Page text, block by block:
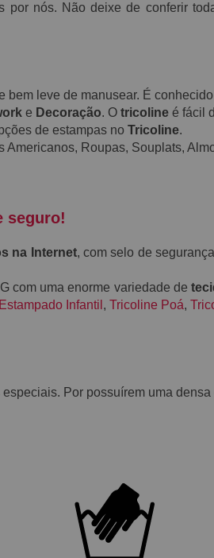
por nós. Não deixe de conferir
bem leve de manusear. É
e Decoração. O tricoline é fácil
de estampas no Tricoline.
Americanos, Roupas, Souplats,
seguro!
na Internet, com selo de
com uma enorme variedade de
Infantil , Tricoline Poá,
Por possuírem uma